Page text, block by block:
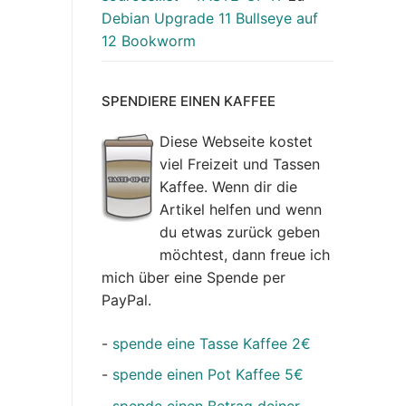
Debian Upgrade 11 Bullseye auf
12 Bookworm
SPENDIERE EINEN KAFFEE
Diese Webseite kostet
viel Freizeit und Tassen
Kaffee. Wenn dir die
Artikel helfen und wenn
du etwas zurück geben
möchtest, dann freue ich
mich über eine Spende per
PayPal.
- spende eine Tasse Kaffee 2€
- spende einen Pot Kaffee 5€